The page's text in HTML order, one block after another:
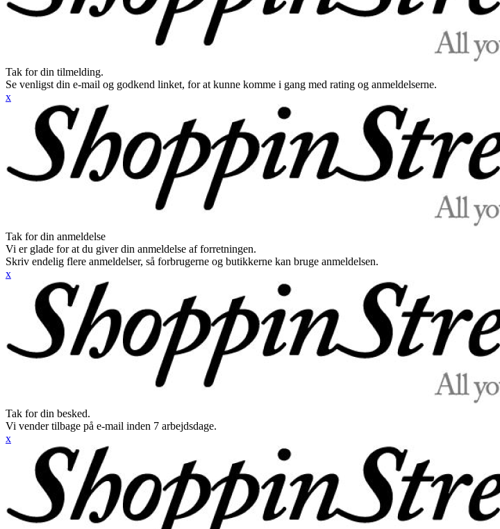
Tak for din tilmelding.
Se venligst din e-mail og godkend linket, for at kunne komme i gang med rating og anmeldelserne.
x
Tak for din anmeldelse
Vi er glade for at du giver din anmeldelse af forretningen.
Skriv endelig flere anmeldelser, så forbrugerne og butikkerne kan bruge anmeldelsen.
x
Tak for din besked.
Vi vender tilbage på e-mail inden 7 arbejdsdage.
x